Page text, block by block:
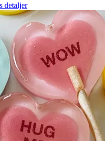
detaljer